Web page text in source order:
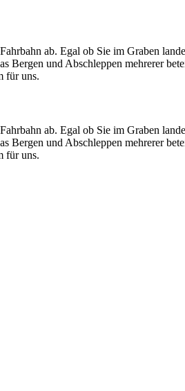
ab. Egal ob Sie im Graben
und Abschleppen mehrerer
für uns.
ab. Egal ob Sie im Graben
und Abschleppen mehrerer
für uns.